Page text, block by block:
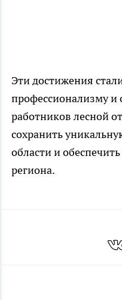
Эти достижения
профессионализму и
работников лесной
сохранить
области и
региона.